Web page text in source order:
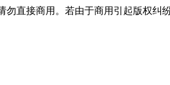
直接商用。若由于商用引起版权纠